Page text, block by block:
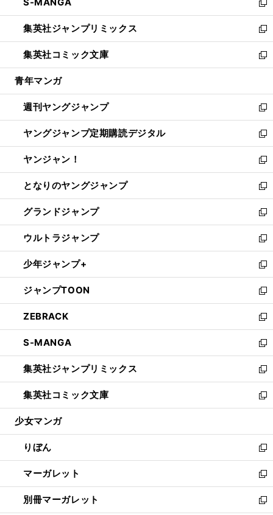
で
開
く
ド
ウ
で
開
く
ィ
ン
ド
ウ
で
開
い
ウ
ィ
ン
ド
ウ
開
く
新
し
い
ウ
ィ
ン
ウ
で
開
く
集英社ジャンプリミックス
新
し
い
ウ
ン
ド
ウ
で
開
く
集英社コミック文庫
新
し
ウ
ィ
ン
ド
ウ
で
開
く
青年マンガ
週刊ヤングジャンプ
新
し
い
ウ
ィ
ン
ド
ウ
で
開
く
ヤングジャンプ定期購読デジタル
新
し
い
ウ
ィ
ン
ド
ウ
で
開
く
ヤンジャン！
新
し
い
ウ
ィ
ン
ド
ウ
で
開
く
となりのヤングジャンプ
新
し
い
ウ
ィ
ン
ド
ウ
で
開
く
グランドジャンプ
新
し
い
ウ
ィ
ン
ド
ウ
で
開
く
ウルトラジャンプ
新
し
い
ウ
ィ
ン
ド
ウ
で
開
く
少年ジャンプ+
新
し
い
ウ
ィ
ン
ド
ウ
で
開
く
ジャンプTOON
新
し
い
ウ
ィ
ン
ド
ウ
で
開
ZEBRACK
新
し
い
ウ
ィ
ン
ド
ウ
開
く
S-MANGA
新
し
い
ウ
ィ
ン
ウ
で
開
く
集英社ジャンプリミックス
新
し
い
ウ
ン
ド
ウ
で
開
く
集英社コミック文庫
新
し
ウ
ィ
ン
ド
ウ
で
開
少女マンガ
りぼん
新
し
い
ウ
ィ
マーガレット
新
し
い
別冊マーガレット
新